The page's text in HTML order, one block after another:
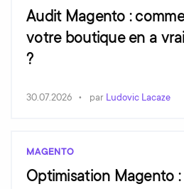
Audit Magento :
votre boutique en a
?
30.07.2026 par Ludovic Lacaze
MAGENTO
Optimisation Magento